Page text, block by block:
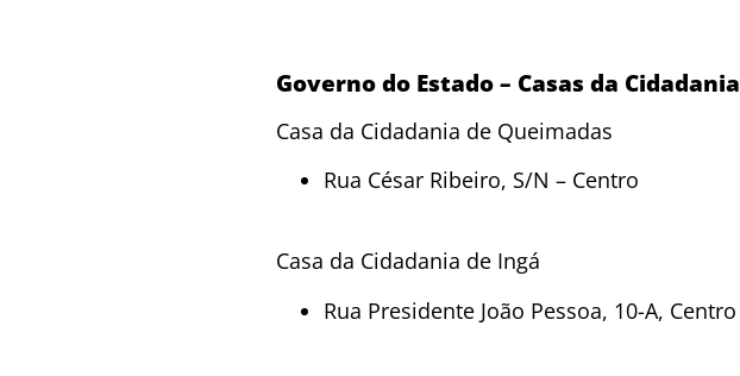
Governo do Estado – Casas da Cidadania
Casa da Cidadania de Queimadas
Rua César Ribeiro, S/N – Centro
Casa da Cidadania de Ingá
Rua Presidente João Pessoa, 10-A, Centro